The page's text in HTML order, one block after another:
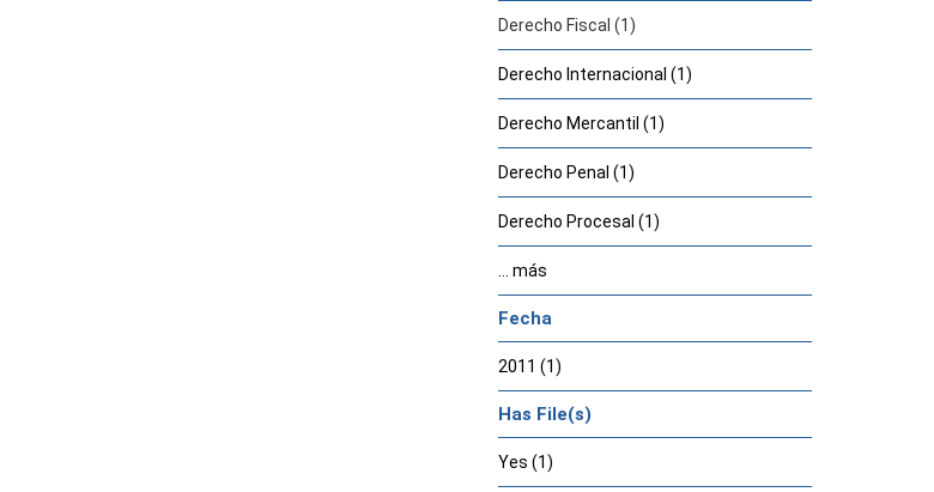
Derecho Fiscal (1)
Derecho Internacional (1)
Derecho Mercantil (1)
Derecho Penal (1)
Derecho Procesal (1)
... más
Fecha
2011 (1)
Has File(s)
Yes (1)